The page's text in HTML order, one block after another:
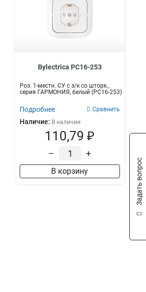
Bylectrica РС16-253
Роз. 1-местн. СУ с з/к со шторк.,
серия ГАРМОНИЯ, белый (РС16-253)
Подробнее Сравнить
Наличие: В наличии
110,79 ₽
– +
В корзину Задать вопрос